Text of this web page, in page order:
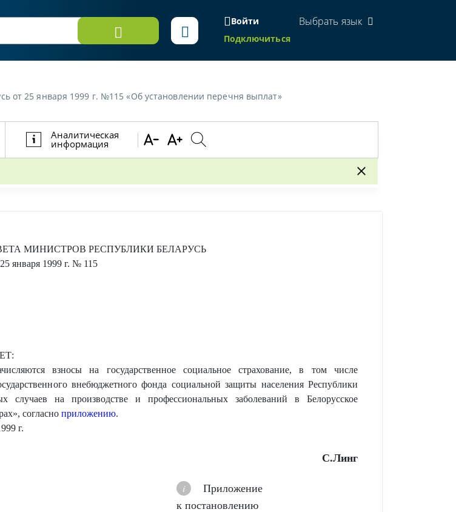
Войти
Подключиться
Выбрать язык
от 25 января 1999 г. №115 «Об установлении перечня выплат»
Аналитическая
информация
МИНИСТРОВ РЕСПУБЛИКИ БЕЛАРУСЬ
25 января 1999 г. № 115
взносы на государственное социальное страхование, в том числе
внебюджетного фонда социальной защиты населения Республики
случаев на производстве и профессиональных заболеваний в Белорусское
согласно приложению.
г.
С.Линг
Приложение
к постановлению